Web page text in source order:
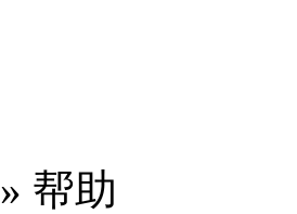
» 帮助